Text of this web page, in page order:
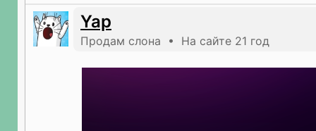
Yap
Продам слона • На сайте 21 год